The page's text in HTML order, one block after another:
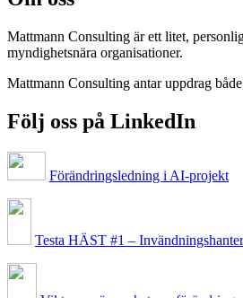
Mattmann Consulting är ett litet,
myndighetsnära organisationer.
Mattmann Consulting antar uppdrag
Följ oss på LinkedIn
Förändringsledning i AI-projekt
Testa HÄST #1 –